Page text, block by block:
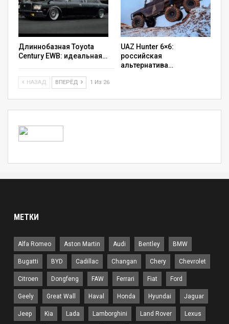
Длиннобазная Toyota
Century EWB: идеальная…
UAZ Hunter 6×6:
российская
альтернатива…
НАЗАД ВПЕРЁД 1 Из 26
МЕТКИ
Alfa Romeo Aston Martin Audi Bentley BMW
Bugatti BYD Cadillac Changan Chery Chevrolet
Citroen Dongfeng FAW Ferrari Fiat Ford
Geely Great Wall Haval Honda Hyundai Jaguar
Jeep Kia Lada Lamborghini Land Rover Lexus